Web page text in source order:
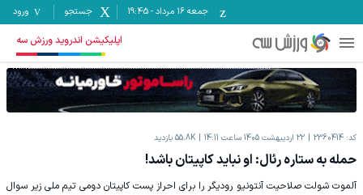
جمعه ۱۶ مرداد -
19:45 جستجو ورود
اپلیکیشن اندروید ورزش سه
کد: 2360414 22 اردیبهشت 1405 ساعت 14:11 55.8K بازدید
حمله به ستاره رئال: او نباید کاپیتان باشد!
آلموت شولت صلاحیت آنتونیو رودیگر را برای احراز پست کاپیتان دومی تیم ملی زیر سوال